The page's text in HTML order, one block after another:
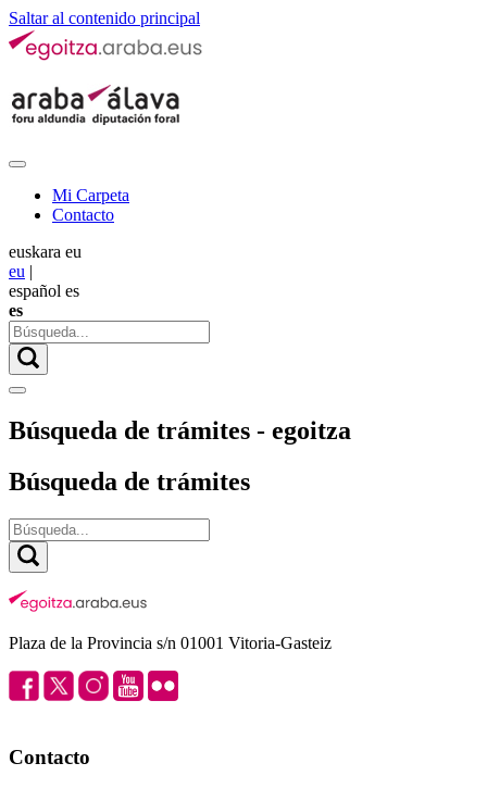
Saltar al contenido principal
Mi Carpeta
Contacto
euskara eu
eu |
español es
es
Búsqueda de trámites - egoitza
Búsqueda de trámites
Plaza de la Provincia s/n 01001 Vitoria-Gasteiz
Contacto